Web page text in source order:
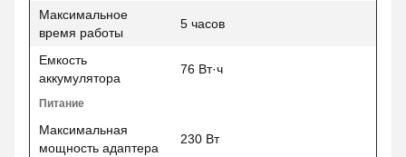
Максимальное
время работы
5 часов
Емкость
аккумулятора
76 Вт·ч
Питание
Максимальная
мощность адаптера
230 Вт